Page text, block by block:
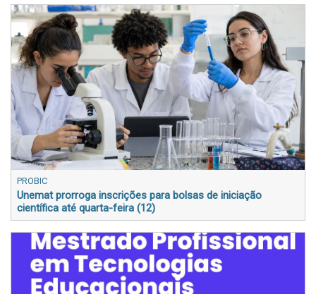
PROBIC
Unemat prorroga inscrições para bolsas de iniciação
científica até quarta-feira (12)